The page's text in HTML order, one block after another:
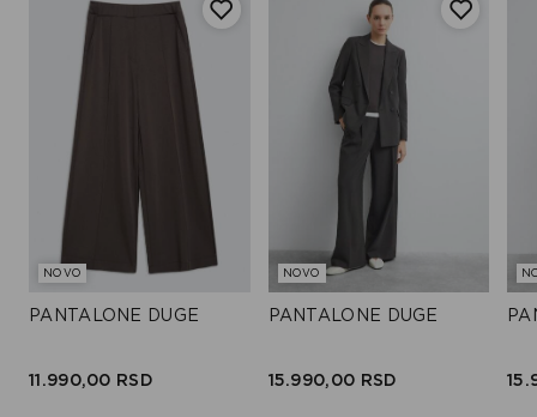
NOVO
PANTALONE DUGE
11.990,00 RSD
NOVO
PANTALONE DUGE
15.990,00 RSD